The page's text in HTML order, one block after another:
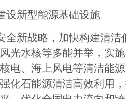
新型能源基础设施
全新战略，加快构建清
光水核等多能并举，实
电、海上风电等清洁能
化石能源清洁高效利用